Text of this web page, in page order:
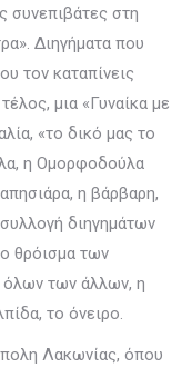
συνεπιβάτες στη
Διηγήματα που
τον καταπίνεις
μια «Γυναίκα με
«το δικό μας το
η Ομορφοδούλα
η βάρβαρη,
διηγημάτων
θρόισμα των
όλων των άλλων, η
το όνειρο.
Λακωνίας, όπου